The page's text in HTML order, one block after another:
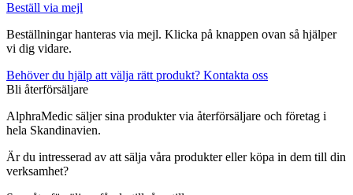
Beställ via mejl
Beställningar hanteras via mejl. Klicka på knappen ovan så hjälper
vi dig vidare.
Behöver du hjälp att välja rätt produkt? Kontakta oss
Bli återförsäljare
AlphraMedic säljer sina produkter via återförsäljare och företag i
hela Skandinavien.
Är du intresserad av att sälja våra produkter eller köpa in dem till din
verksamhet?